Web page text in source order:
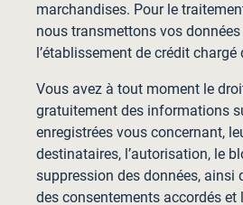
marchandises. Pour le
nous transmettons vos
l’établissement de crédit
Vous avez à tout moment le
gratuitement des informations
enregistrées vous concernant,
destinataires, l’autorisation, le
suppression des données, ainsi
des consentements accordés et